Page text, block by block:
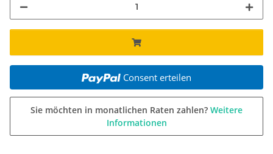
Consent erteilen
Sie möchten in monatlichen Raten zahlen? Weitere
Informationen